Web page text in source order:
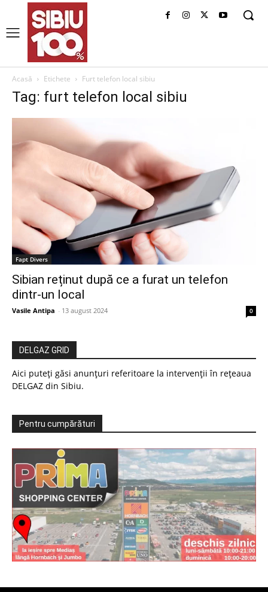
Acasă Etichete Furt telefon local sibiu
Tag: furt telefon local sibiu
Fapt Divers
Sibian reținut după ce a furat un telefon
dintr-un local
Vasile Antipa - 13 august 2024 0
DELGAZ GRID
Aici puteți găsi anunțuri referitoare la intervenții în rețeaua
DELGAZ din Sibiu.
Pentru cumpărături